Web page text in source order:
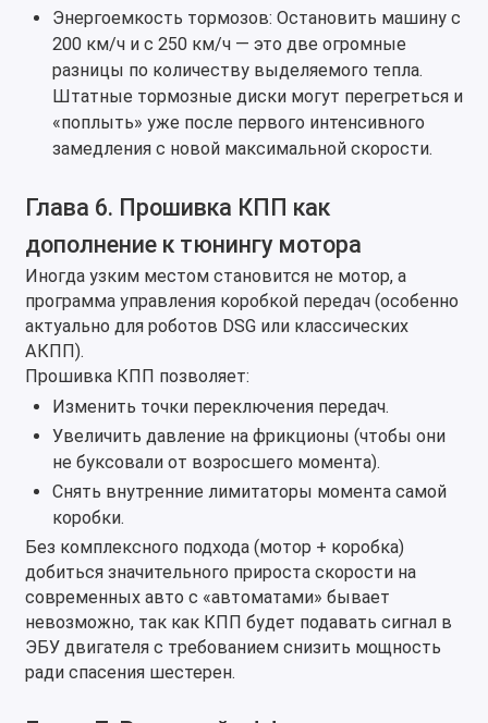
Энергоемкость тормозов: Остановить машину с
200 км/ч и с 250 км/ч — это две огромные
разницы по количеству выделяемого тепла.
Штатные тормозные диски могут перегреться и
«поплыть» уже после первого интенсивного
замедления с новой максимальной скорости.
Глава 6. Прошивка КПП как
дополнение к тюнингу мотора
Иногда узким местом становится не мотор, а
программа управления коробкой передач (особенно
актуально для роботов DSG или классических
АКПП).
Прошивка КПП позволяет:
Изменить точки переключения передач.
Увеличить давление на фрикционы (чтобы они
не буксовали от возросшего момента).
Снять внутренние лимитаторы момента самой
коробки.
Без комплексного подхода (мотор + коробка)
добиться значительного прироста скорости на
современных авто с «автоматами» бывает
невозможно, так как КПП будет подавать сигнал в
ЭБУ двигателя с требованием снизить мощность
ради спасения шестерен.